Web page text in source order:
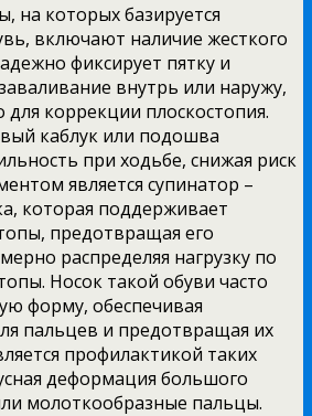
на которых базируется
включают наличие жесткого
фиксирует пятку и
внутрь или наружу,
коррекции плоскостопия.
каблук или подошва
при ходьбе, снижая риск
является супинатор –
которая поддерживает
предотвращая его
распределяя нагрузку по
Носок такой обуви часто
форму, обеспечивая
пальцев и предотвращая их
профилактикой таких
деформация большого
молоткообразные пальцы.